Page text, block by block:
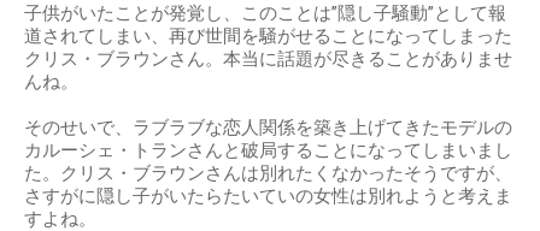
子供がいたことが発覚し、このことは”隠し子騒動”として報
道されてしまい、再び世間を騒がせることになってしまった
クリス・ブラウンさん。本当に話題が尽きることがありませ
んね。
そのせいで、ラブラブな恋人関係を築き上げてきたモデルの
カルーシェ・トランさんと破局することになってしまいまし
た。クリス・ブラウンさんは別れたくなかったそうですが、
さすがに隠し子がいたらたいていの女性は別れようと考えま
すよね。